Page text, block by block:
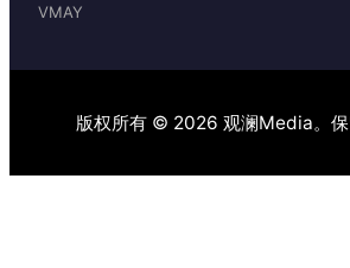
VMAY
版权所有 © 2026 观澜Media。保